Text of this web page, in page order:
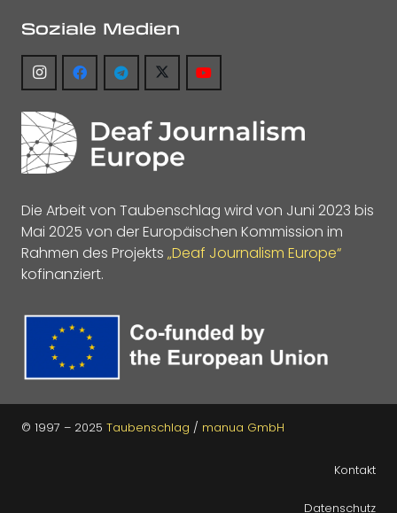
Soziale Medien
Die Arbeit von Taubenschlag wird von Juni 2023 bis
Mai 2025 von der Europäischen Kommission im
Rahmen des Projekts „Deaf Journalism Europe“
kofinanziert.
© 1997 – 2025 Taubenschlag / manua GmbH
Kontakt
Datenschutz